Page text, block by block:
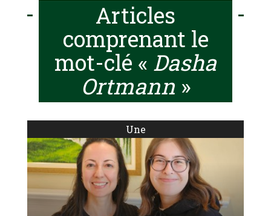
Articles
comprenant le
mot-clé « Dasha
Ortmann »
Une